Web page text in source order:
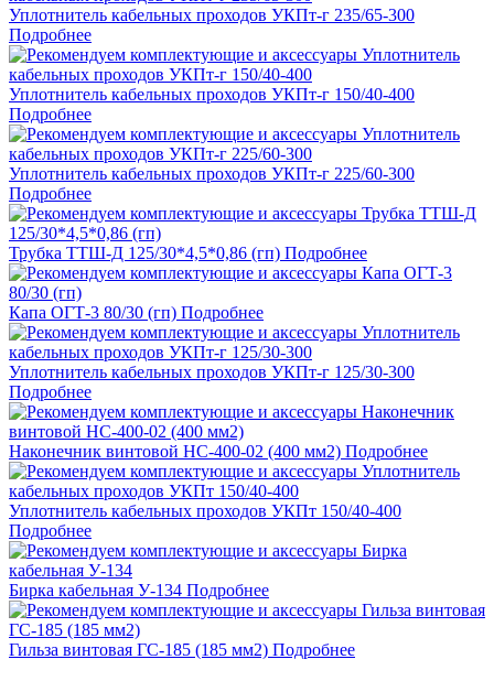
Уплотнитель кабельных проходов УКПт-г 235/65-300
Подробнее
Уплотнитель кабельных проходов УКПт-г 150/40-400
Подробнее
Уплотнитель кабельных проходов УКПт-г 225/60-300
Подробнее
Трубка ТТШ-Д 125/30*4,5*0,86 (гп) Подробнее
Капа ОГТ-3 80/30 (гп) Подробнее
Уплотнитель кабельных проходов УКПт-г 125/30-300
Подробнее
Наконечник винтовой НС-400-02 (400 мм2) Подробнее
Уплотнитель кабельных проходов УКПт 150/40-400
Подробнее
Бирка кабельная У-134 Подробнее
Гильза винтовая ГС-185 (185 мм2) Подробнее